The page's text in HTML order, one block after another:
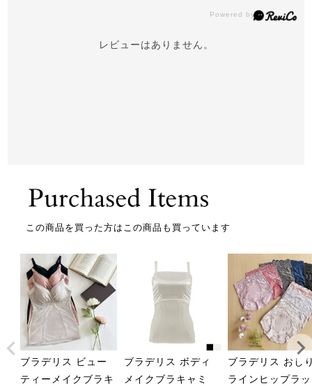
レビューはありません。
この商品を買った方はこの商品も買っています
ブラデリス ビュー
ティーメイクブラキ
ブラデリス ボディ
メイクブラキャミ
ブラデリス おし
ラインヒップラ